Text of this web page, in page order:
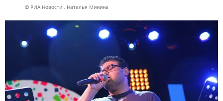
© РИА Новости . Наталья Минина